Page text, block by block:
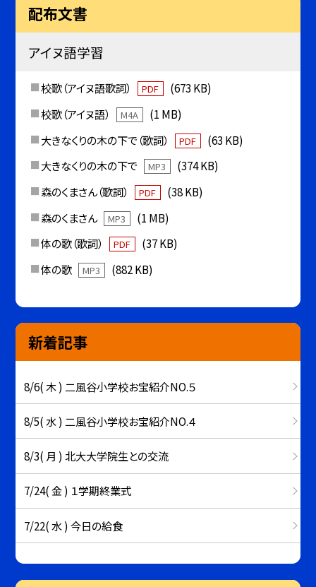
配布文書
アイヌ語学習
校歌（アイヌ語歌詞） PDF
(673 KB)
校歌（アイヌ語）
M4A
(1 MB)
大きなくりの木の下で（歌詞）
PDF
(63 KB)
大きなくりの木の下で
MP3
(374 KB)
森のくまさん（歌詞）
PDF
(38 KB)
森のくまさん
MP3
(1 MB)
体の歌（歌詞）
PDF
(37 KB)
体の歌
MP3 (882 KB)
新着記事
8/6( 木 ) 二風谷小学校お宝紹介NO.５
8/5( 水 ) 二風谷小学校お宝紹介NO.４
8/3( 月 ) 北大大学院生との交流
7/24( 金 ) １学期終業式
7/22( 水 ) 今日の給食